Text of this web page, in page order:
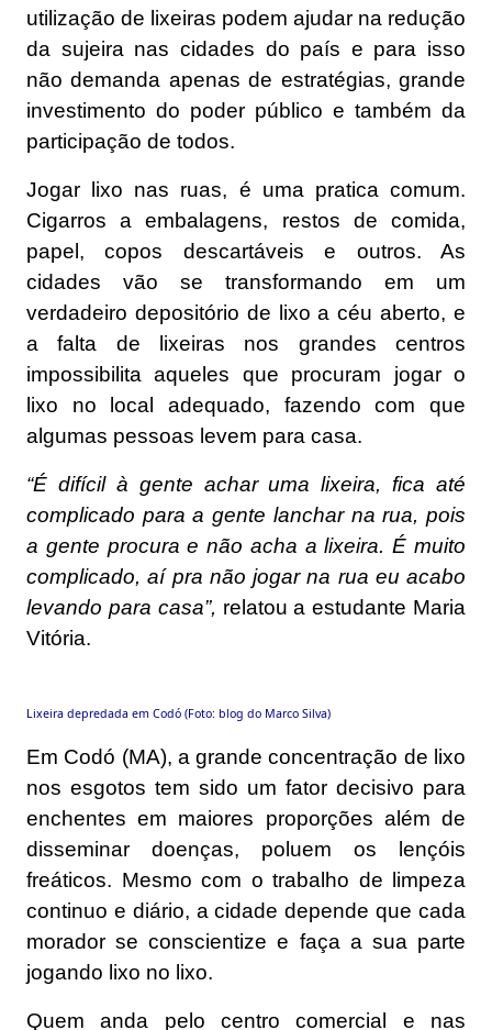
utilização de lixeiras podem ajudar na redução
da sujeira nas cidades do país e para isso
não demanda apenas de estratégias, grande
investimento do poder público e também da
participação de todos.
Jogar lixo nas ruas, é uma pratica comum.
Cigarros a embalagens, restos de comida,
papel, copos descartáveis e outros. As
cidades vão se transformando em um
verdadeiro depositório de lixo a céu aberto, e
a falta de lixeiras nos grandes centros
impossibilita aqueles que procuram jogar o
lixo no local adequado, fazendo com que
algumas pessoas levem para casa.
“É difícil à gente achar uma lixeira, fica até
complicado para a gente lanchar na rua, pois
a gente procura e não acha a lixeira. É muito
complicado, aí pra não jogar na rua eu acabo
levando para casa”, relatou a estudante Maria
Vitória.
Lixeira depredada em Codó (Foto: blog do Marco Silva)
Em Codó (MA), a grande concentração de lixo
nos esgotos tem sido um fator decisivo para
enchentes em maiores proporções além de
disseminar doenças, poluem os lençóis
freáticos. Mesmo com o trabalho de limpeza
continuo e diário, a cidade depende que cada
morador se conscientize e faça a sua parte
jogando lixo no lixo.
Quem anda pelo centro comercial e nas